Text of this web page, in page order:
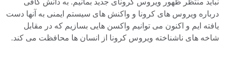
نباید منتظر ظهور ویروس کرونای جدید بمانیم. به دانش کافی
درباره ویروس های کرونا و واکنش های سیستم ایمنی به آنها دست
یافته ایم و اکنون می توانیم واکسن هایی بسازیم که در مقابل
شاخه های ناشناخته ویروس کرونا از انسان ها محافظت می کند.